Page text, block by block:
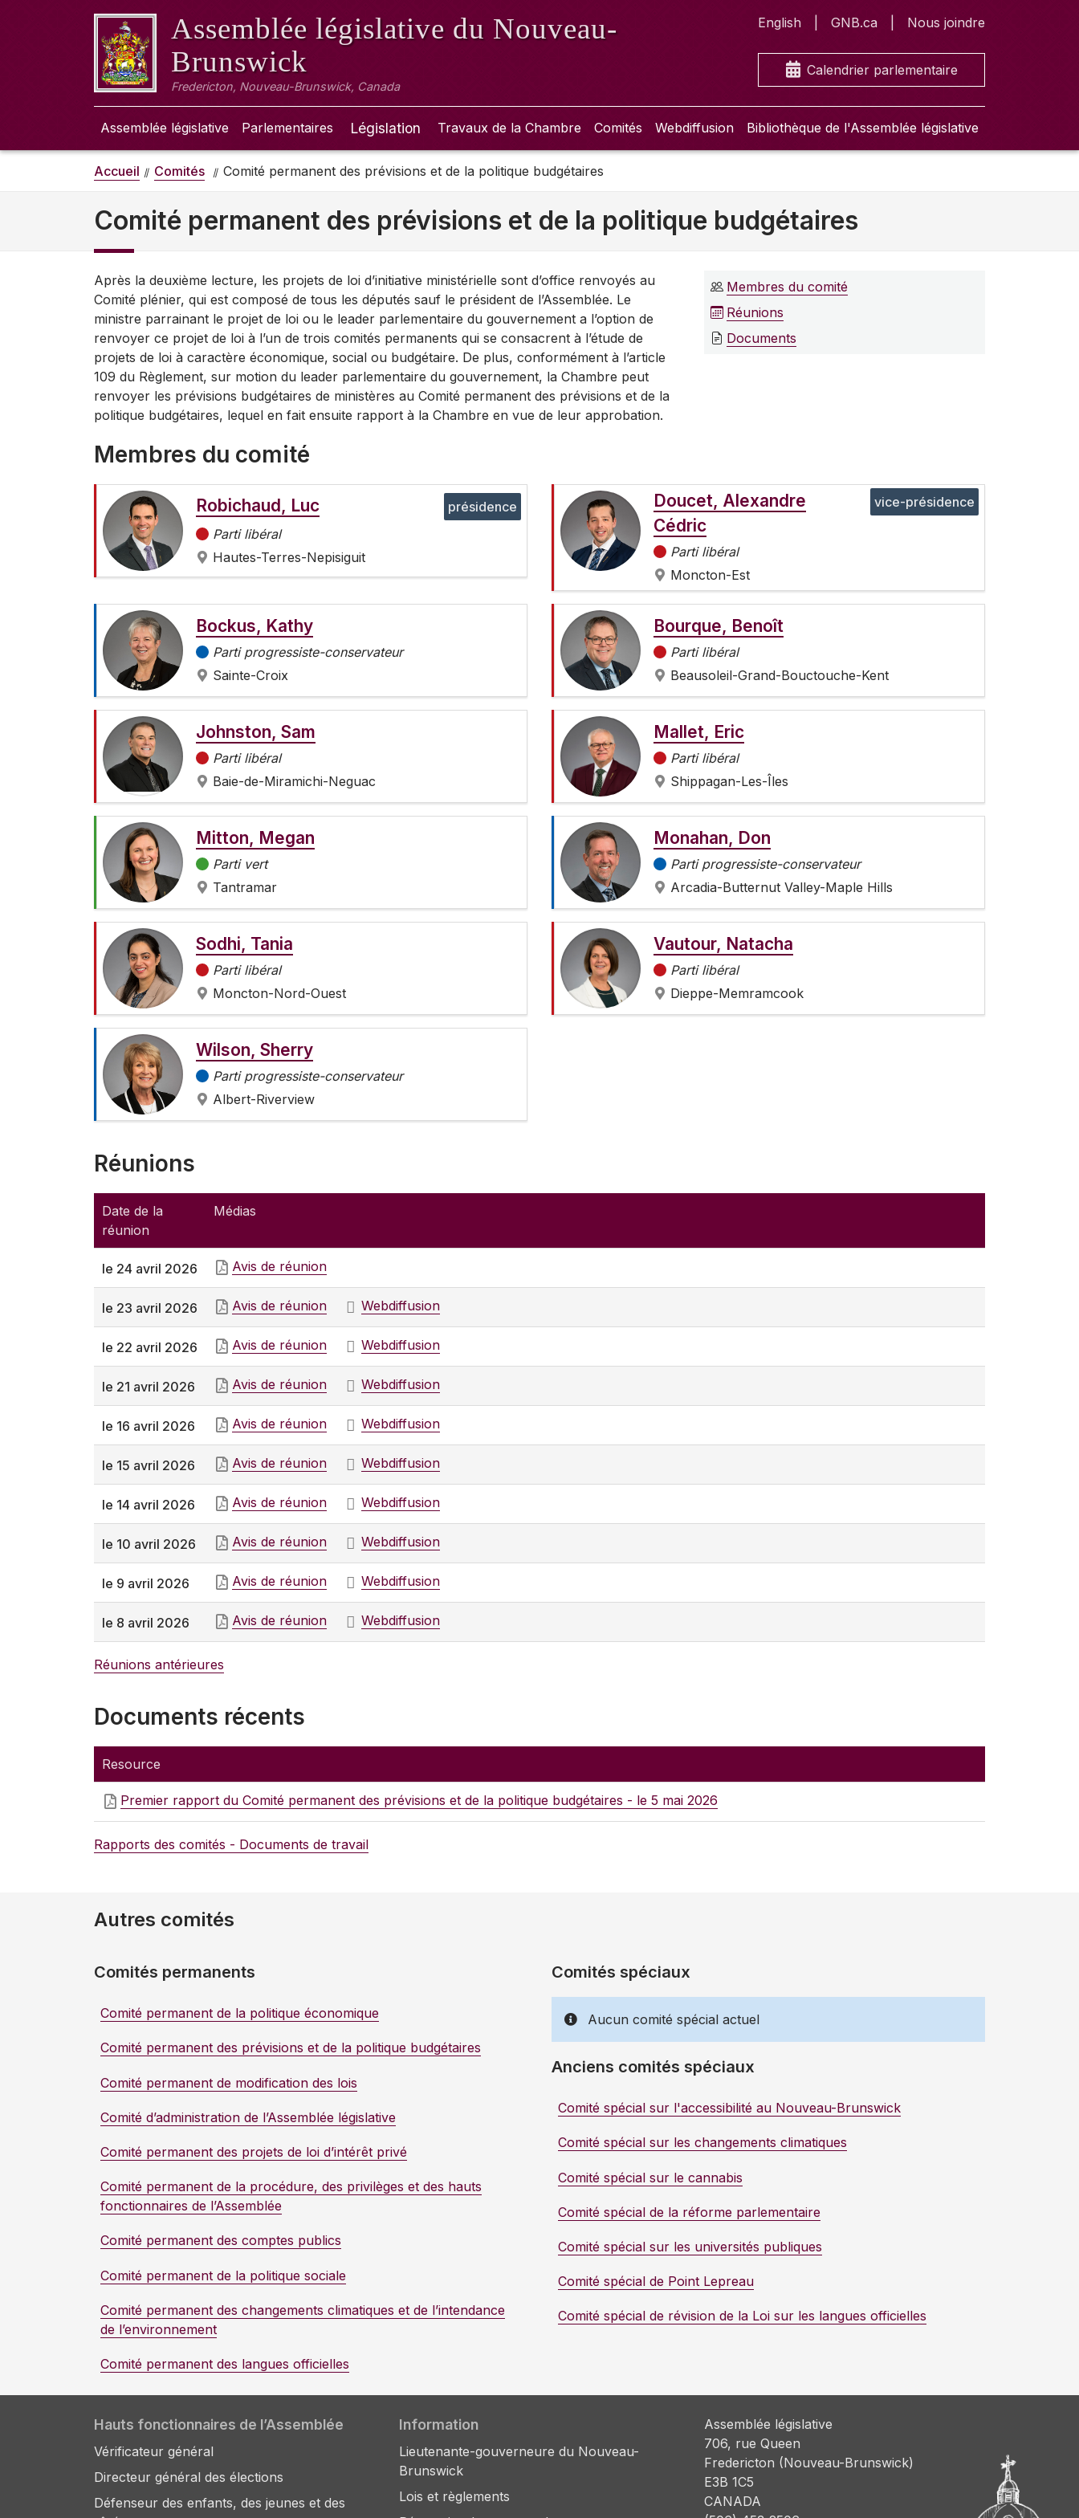
Assemblée législative du Nouveau-
Brunswick
Fredericton, Nouveau-Brunswick, Canada
English GNB.ca Nous joindre
Calendrier parlementaire
Assemblée législative Parlementaires Législation Travaux de la Chambre Comités Webdiffusion Bibliothèque de l'Assemblée législative
Accueil Comités Comité permanent des prévisions et de la politique budgétaires
Comité permanent des prévisions et de la politique budgétaires
Après la deuxième lecture, les projets de loi d’initiative ministérielle sont d’office renvoyés au
Comité plénier, qui est composé de tous les députés sauf le président de l’Assemblée. Le
ministre parrainant le projet de loi ou le leader parlementaire du gouvernement a l’option de
renvoyer ce projet de loi à l’un de trois comités permanents qui se consacrent à l’étude de
projets de loi à caractère économique, social ou budgétaire. De plus, conformément à l’article
109 du Règlement, sur motion du leader parlementaire du gouvernement, la Chambre peut
renvoyer les prévisions budgétaires de ministères au Comité permanent des prévisions et de la
politique budgétaires, lequel en fait ensuite rapport à la Chambre en vue de leur approbation.
Membres du comité
Réunions
Documents
Membres du comité
Robichaud, Luc
présidence
Parti libéral
Hautes-Terres-Nepisiguit
Doucet, Alexandre
Cédric
vice-présidence
Parti libéral
Moncton-Est
Bockus, Kathy
Parti progressiste-conservateur
Sainte-Croix
Bourque, Benoît
Parti libéral
Beausoleil-Grand-Bouctouche-Kent
Johnston, Sam
Parti libéral
Baie-de-Miramichi-Neguac
Mallet, Eric
Parti libéral
Shippagan-Les-Îles
Mitton, Megan
Parti vert
Tantramar
Monahan, Don
Parti progressiste-conservateur
Arcadia-Butternut Valley-Maple Hills
Sodhi, Tania
Parti libéral
Moncton-Nord-Ouest
Vautour, Natacha
Parti libéral
Dieppe-Memramcook
Wilson, Sherry
Parti progressiste-conservateur
Albert-Riverview
Réunions
Date de la
réunion
Médias
le 24 avril 2026 Avis de réunion
le 23 avril 2026 Avis de réunion Webdiffusion
le 22 avril 2026 Avis de réunion Webdiffusion
le 21 avril 2026 Avis de réunion Webdiffusion
le 16 avril 2026 Avis de réunion Webdiffusion
le 15 avril 2026 Avis de réunion Webdiffusion
le 14 avril 2026 Avis de réunion Webdiffusion
le 10 avril 2026 Avis de réunion Webdiffusion
le 9 avril 2026 Avis de réunion Webdiffusion
le 8 avril 2026 Avis de réunion Webdiffusion
Réunions antérieures
Documents récents
Resource
Premier rapport du Comité permanent des prévisions et de la politique budgétaires - le 5 mai 2026
Rapports des comités - Documents de travail
Autres comités
Comités permanents
Comité permanent de la politique économique
Comité permanent des prévisions et de la politique budgétaires
Comité permanent de modification des lois
Comité d’administration de l’Assemblée législative
Comité permanent des projets de loi d’intérêt privé
Comité permanent de la procédure, des privilèges et des hauts
fonctionnaires de l’Assemblée
Comité permanent des comptes publics
Comité permanent de la politique sociale
Comité permanent des changements climatiques et de l’intendance
de l’environnement
Comité permanent des langues officielles
Comités spéciaux
Aucun comité spécial actuel
Anciens comités spéciaux
Comité spécial sur l'accessibilité au Nouveau-Brunswick
Comité spécial sur les changements climatiques
Comité spécial sur le cannabis
Comité spécial de la réforme parlementaire
Comité spécial sur les universités publiques
Comité spécial de Point Lepreau
Comité spécial de révision de la Loi sur les langues officielles
Hauts fonctionnaires de l’Assemblée
Vérificateur général
Directeur général des élections
Défenseur des enfants, des jeunes et des
Information
Lieutenante-gouverneure du Nouveau-
Brunswick
Lois et règlements
Assemblée législative
706, rue Queen
Fredericton (Nouveau-Brunswick)
E3B 1C5
CANADA